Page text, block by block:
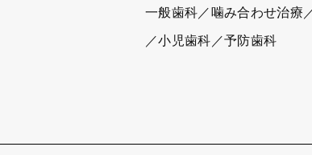
一般歯科／噛み合わせ治療
／小児歯科／予防歯科